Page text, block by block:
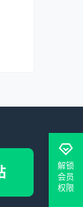
解锁
会员
权限